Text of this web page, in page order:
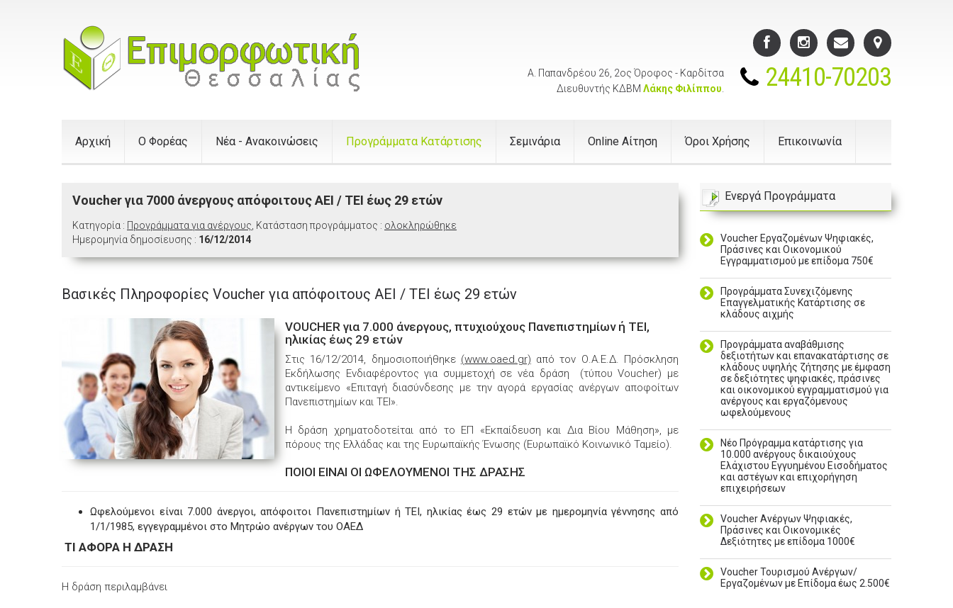
24410-70203
Α. Παπανδρέου 26, 2ος Όροφος - Καρδίτσα
Διευθυντής ΚΔΒΜ Λάκης Φιλίππου
Αρχική Ο Φορέας Νέα - Ανακοινώσεις Προγράμματα Κατάρτισης Σεμινάρια Online Αίτηση Όροι Χρήσης Επικοινωνία
Voucher για 7000 άνεργους απόφοιτους ΑΕΙ / ΤΕΙ έως 29 ετών
Κατηγορία : Προγράμματα για ανέργους , Κατάσταση προγράμματος : ολοκληρώθηκε
Ημερομηνία δημοσίευσης : 16/12/2014
Βασικές Πληροφορίες Voucher για απόφοιτους ΑΕΙ / ΤΕΙ έως 29 ετών
VOUCHER για 7.000 άνεργους, πτυχιούχους Πανεπιστημίων ή ΤΕΙ,
ηλικίας έως 29 ετών
Στις 16/12/2014, δημοσιοποιήθηκε (www.oaed.gr) από τον Ο.Α.Ε.Δ. Πρόσκληση
Εκδήλωσης Ενδιαφέροντος για συμμετοχή σε νέα δράση (τύπου Voucher) με
αντικείμενο «Επιταγή διασύνδεσης με την αγορά εργασίας ανέργων αποφοίτων
Πανεπιστημίων και ΤΕΙ».
Η δράση χρηματοδοτείται από το ΕΠ «Εκπαίδευση και Δια Βίου Μάθηση», με
πόρους της Ελλάδας και της Ευρωπαϊκής Ένωσης (Ευρωπαϊκό Κοινωνικό Ταμείο).
ΠΟΙΟΙ ΕΙΝΑΙ ΟΙ ΩΦΕΛΟΥΜΕΝΟΙ ΤΗΣ ΔΡΑΣΗΣ
Ωφελούμενοι είναι 7.000 άνεργοι, απόφοιτοι Πανεπιστημίων ή ΤΕΙ, ηλικίας έως 29 ετών με ημερομηνία γέννησης από
1/1/1985, εγγεγραμμένοι στο Μητρώο ανέργων του ΟΑΕΔ
ΤΙ ΑΦΟΡΑ Η ΔΡΑΣΗ
Η δράση περιλαμβάνει
Ενεργά Προγράμματα
Voucher Εργαζομένων Ψηφιακές,
Πράσινες και Οικονομικού
Εγγραμματισμού με επίδομα 750€
Προγράμματα Συνεχιζόμενης
Επαγγελματικής Κατάρτισης σε
κλάδους αιχμής
Προγράμματα αναβάθμισης
δεξιοτήτων και επανακατάρτισης σε
κλάδους υψηλής ζήτησης με έμφαση
σε δεξιότητες ψηφιακές, πράσινες
και οικονομικού εγγραμματισμού για
ανέργους και εργαζόμενους
ωφελούμενους
Νέο Πρόγραμμα κατάρτισης για
10.000 ανέργους δικαιούχους
Ελάχιστου Εγγυημένου Εισοδήματος
και αστέγων και επιχορήγηση
επιχειρήσεων
Voucher Ανέργων Ψηφιακές,
Πράσινες και Οικονομικές
Δεξιότητες με επίδομα 1000€
Voucher Τουρισμού Ανέργων/
Εργαζομένων με Επίδομα έως 2.500€